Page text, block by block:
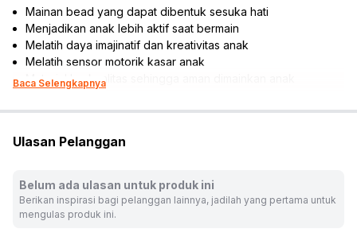
Mainan bead yang dapat dibentuk sesuka hati
Menjadikan anak lebih aktif saat bermain
Melatih daya imajinatif dan kreativitas anak
Melatih sensor motorik kasar anak
Material berkualitas sehingga aman dimainkan anak
Rekomendasi gender pengguna: girls
instruksi
Dimensi Kemasan: 15.0 x 4.0 x 18.0 cm
Berat:0.09kg
SKU:10207055
Baca Selengkapnya
Ulasan Pelanggan
Belum ada ulasan untuk produk ini
Berikan inspirasi bagi pelanggan lainnya, jadilah yang pertama untuk
mengulas produk ini.